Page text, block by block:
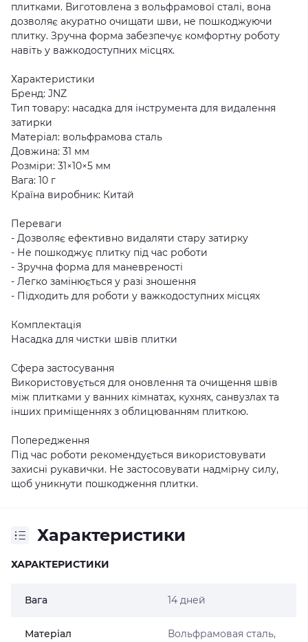
плитками. Виготовлена з вольфрамової сталі, вона
дозволяє акуратно очищати шви, не пошкоджуючи
плитку. Зручна форма забезпечує комфортну роботу
навіть у важкодоступних місцях.
Характеристики
Бренд: JNZ
Тип товару: насадка для інструмента для видалення
затирки
Матеріал: вольфрамова сталь
Довжина: 31 мм
Розміри: 31×10×5 мм
Вага: 10 г
Країна виробник: Китай
Переваги
- Дозволяє ефективно видаляти стару затирку
- Не пошкоджує плитку під час роботи
- Зручна форма для маневреності
- Легко замінюється у разі зношення
- Підходить для роботи у важкодоступних місцях
Комплектація
Насадка для чистки швів плитки
Сфера застосування
Використовується для оновлення та очищення швів
між плитками у ванних кімнатах, кухнях, санвузлах та
інших приміщеннях з облицюванням плиткою.
Попередження
Під час роботи рекомендується використовувати
захисні рукавички. Не застосовувати надмірну силу,
щоб уникнути пошкодження плитки.
Характеристики
ХАРАКТЕРИСТИКИ
Вага 14 дней
Матеріал Вольфрамовая сталь,